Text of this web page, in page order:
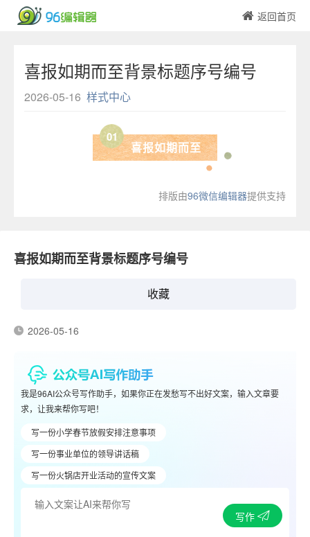
返回首页
喜报如期而至背景标题序号编号
2026-05-16 样式中心
01
喜报如期而至
排版由96微信编辑器提供支持
喜报如期而至背景标题序号编号
收藏
2026-05-16
我是96AI公众号写作助手，如果你正在发愁写不出好文案，输入文章要
求，让我来帮你写吧！
写一份小学春节放假安排注意事项
写一份事业单位的领导讲话稿
写一份火锅店开业活动的宣传文案
写作